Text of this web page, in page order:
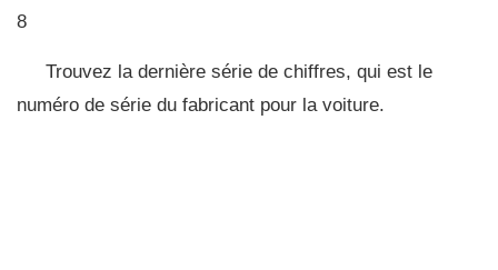
8
Trouvez la dernière série de chiffres, qui est le
numéro de série du fabricant pour la voiture.